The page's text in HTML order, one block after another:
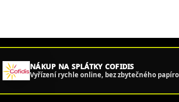
NÁKUP NA SPLÁTKY COFIDIS
Vyřízení rychle online, bez zbytečného